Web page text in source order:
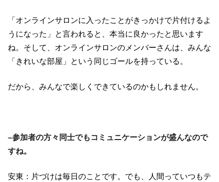
「オンラインサロンに入ったことがきっかけで片付けるよ
うになった」と言われると、本当に良かったと思います
ね。そして、オンラインサロンのメンバーさんは、みんな
「きれいな部屋」という同じゴールを持っている。
だから、みんなで楽しくできているのかもしれません。
–参加者の方々同士でもコミュニケーションが盛んなので
すね。
安東：片づけは毎日のことです。でも、人間っていつもテ